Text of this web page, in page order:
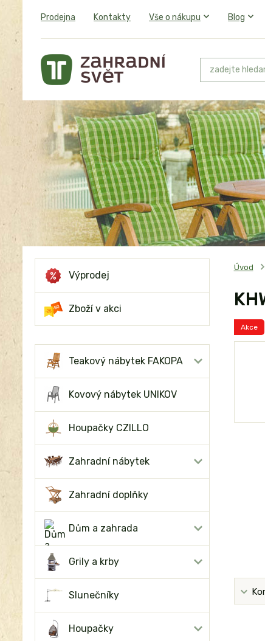
Prodejna Kontakty Vše o nákupu Blog
Výprodej
Zboží v akci
Teakový nábytek FAKOPA
Kovový nábytek UNIKOV
Houpačky CZILLO
Zahradní nábytek
Zahradní doplňky
Dům a zahrada
Grily a krby
Slunečníky
Houpačky
Úvod
Akce